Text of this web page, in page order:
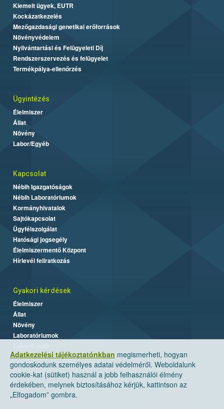
Adatkezelési tájékoztatónkban megismerheti, hogyan
gondoskodunk személyes adatai védelméről. Weboldalunk
cookie-kat (sütiket) használ a jobb felhasználói élmény
érdekében, melynek biztosításához kérjük, kattintson az
„Elfogadom” gombra.
Kiemelt ügyek, EUTR
Kockázatkezelés
Mezőgazdasági genetikai erőforrások
Növényvédelem
Nyilvántartási és Felügyeleti Díj
Rendszerszervezés és felügyelet
Termékpálya-ellenőrzés
Ügyintézés
Élelmiszer
Állat
Növény
Labor/Egyéb
Kapcsolat
Nébih Igazgatóságok
Nébih Laboratóriumok
Kormányhivatalok
Sajtókapcsolat
Ügyfélszolgálat
Hatósági jogsegély
Élelmiszermentő Központ
Hírlevél feliratkozás
Gyakori kérdések
Élelmiszer
Állat
Növény
Laboratóriumok